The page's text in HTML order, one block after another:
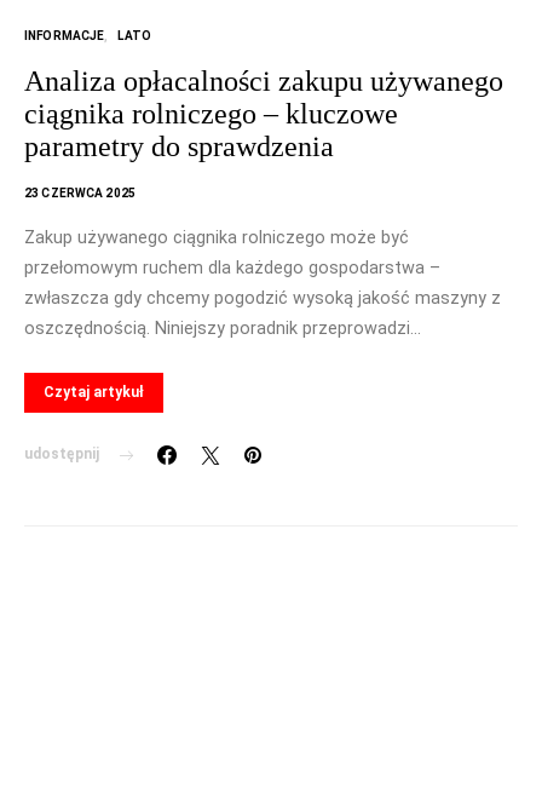
INFORMACJE LATO
Analiza opłacalności zakupu używanego
ciągnika rolniczego – kluczowe
parametry do sprawdzenia
23 CZERWCA 2025
Zakup używanego ciągnika rolniczego może być
przełomowym ruchem dla każdego gospodarstwa –
zwłaszcza gdy chcemy pogodzić wysoką jakość maszyny z
oszczędnością. Niniejszy poradnik przeprowadzi…
Czytaj artykuł
udostępnij